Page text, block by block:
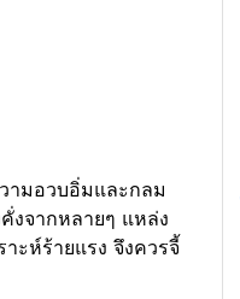
ามอวบอิ่มและกลม
งจากหลายๆ แหล่ง
ะห์ร้ายแรง จึงควรจี้